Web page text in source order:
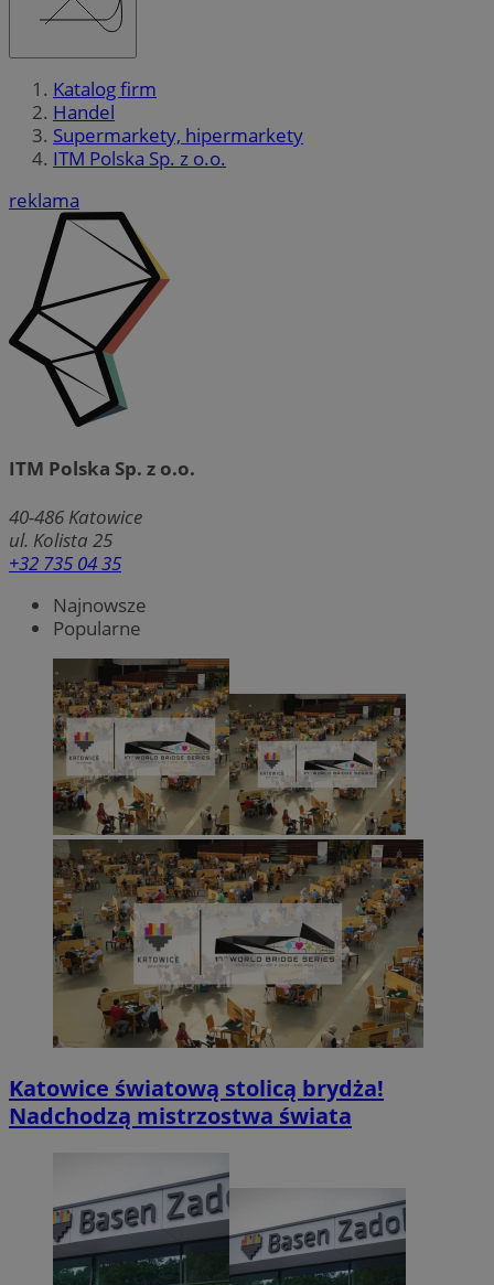
Katalog firm
Handel
Supermarkety, hipermarkety
ITM Polska Sp. z o.o.
reklama
ITM Polska Sp. z o.o.
40-486 Katowice
ul. Kolista 25
+32 735 04 35
Najnowsze
Popularne
Katowice światową stolicą brydża!
Nadchodzą mistrzostwa świata